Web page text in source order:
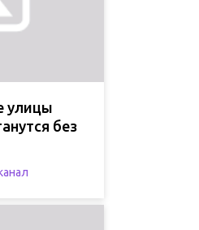
улицы
без